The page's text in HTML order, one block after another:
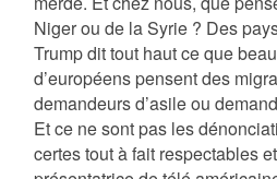
Niger ou de la Syrie ? Des
Trump dit tout haut ce que
d’européens pensent des
demandeurs d’asile ou
Et ce ne sont pas les
certes tout à fait respectables